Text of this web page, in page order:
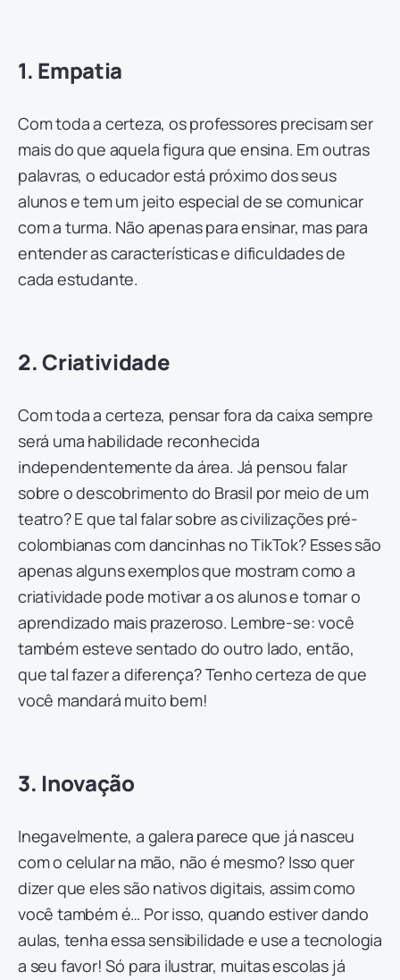
1. Empatia
Com toda a certeza, os professores precisam ser
mais do que aquela figura que ensina. Em outras
palavras, o educador está próximo dos seus
alunos e tem um jeito especial de se comunicar
com a turma. Não apenas para ensinar, mas para
entender as características e dificuldades de
cada estudante.
2. Criatividade
Com toda a certeza, pensar fora da caixa sempre
será uma habilidade reconhecida
independentemente da área. Já pensou falar
sobre o descobrimento do Brasil por meio de um
teatro? E que tal falar sobre as civilizações pré-
colombianas com dancinhas no TikTok? Esses são
apenas alguns exemplos que mostram como a
criatividade pode motivar a os alunos e tornar o
aprendizado mais prazeroso. Lembre-se: você
também esteve sentado do outro lado, então,
que tal fazer a diferença? Tenho certeza de que
você mandará muito bem!
3. Inovação
Inegavelmente, a galera parece que já nasceu
com o celular na mão, não é mesmo? Isso quer
dizer que eles são nativos digitais, assim como
você também é… Por isso, quando estiver dando
aulas, tenha essa sensibilidade e use a tecnologia
a seu favor! Só para ilustrar, muitas escolas já